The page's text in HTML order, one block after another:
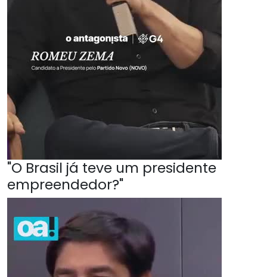
"O Brasil já teve um presidente
empreendedor?"